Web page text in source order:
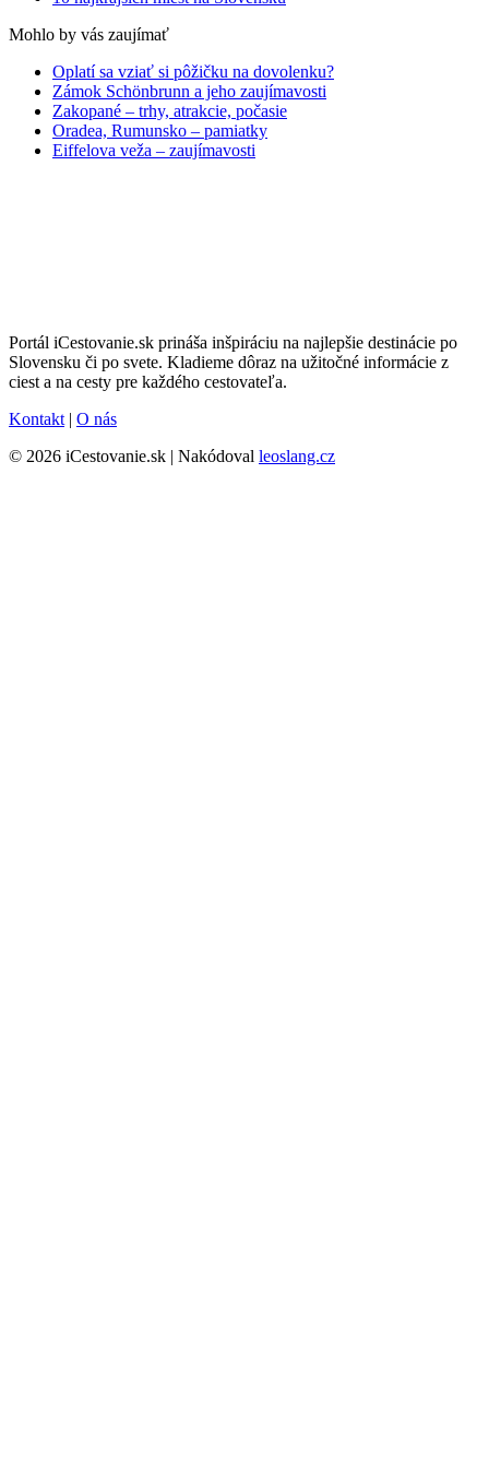
Mohlo by vás zaujímať
Oplatí sa vziať si pôžičku na dovolenku?
Zámok Schönbrunn a jeho zaujímavosti
Zakopané – trhy, atrakcie, počasie
Oradea, Rumunsko – pamiatky
Eiffelova veža – zaujímavosti
Portál iCestovanie.sk prináša inšpiráciu na najlepšie destinácie po
Slovensku či po svete. Kladieme dôraz na užitočné informácie z
ciest a na cesty pre každého cestovateľa.
Kontakt | O nás
© 2026 iCestovanie.sk | Nakódoval leoslang.cz